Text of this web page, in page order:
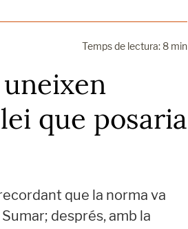
Temps de lectura: 8 min
que posaria
que la norma va
després, amb la